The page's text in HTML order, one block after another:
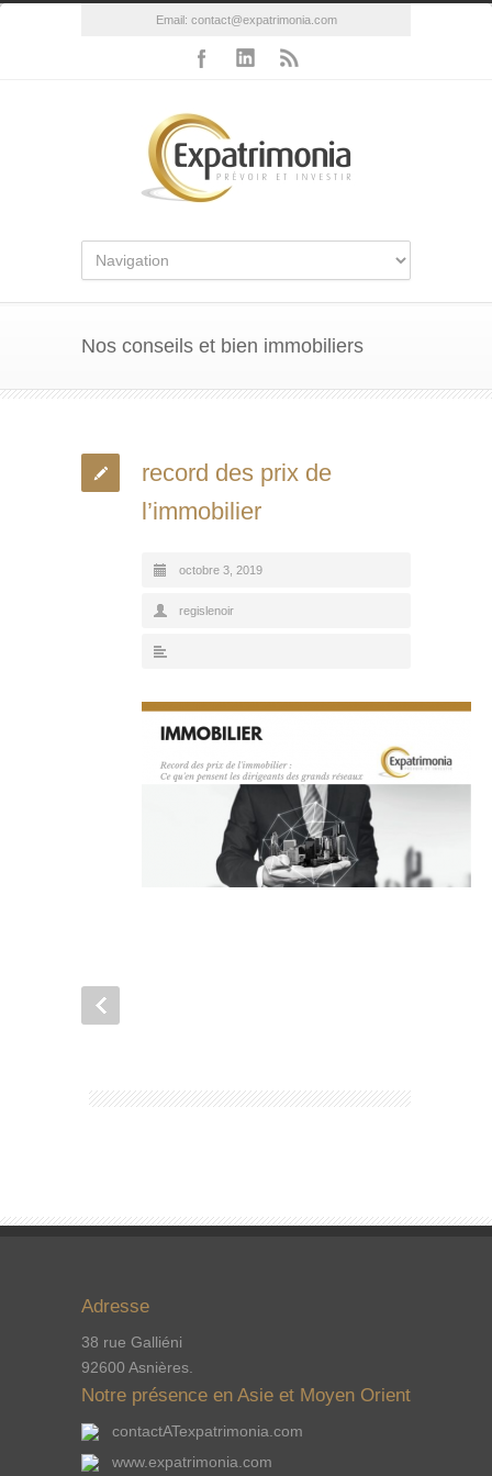
Email: contact@expatrimonia.com
Nos conseils et bien immobiliers
record des prix de
l’immobilier
octobre 3, 2019
regislenoir
Adresse
38 rue Galliéni
92600 Asnières.
Notre présence en Asie et Moyen Orient
contactATexpatrimonia.com
www.expatrimonia.com